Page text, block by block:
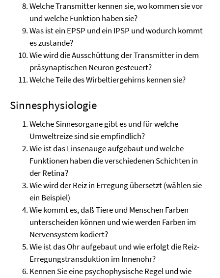
Welche Transmitter kennen sie, wo kommen sie vor
und welche Funktion haben sie?
Was ist ein EPSP und ein IPSP und wodurch kommt
es zustande?
Wie wird die Ausschüttung der Transmitter in dem
präsynaptischen Neuron gesteuert?
Welche Teile des Wirbeltiergehirns kennen sie?
Sinnesphysiologie
Welche Sinnesorgane gibt es und für welche
Umweltreize sind sie empfindlich?
Wie ist das Linsenauge aufgebaut und welche
Funktionen haben die verschiedenen Schichten in
der Retina?
Wie wird der Reiz in Erregung übersetzt (wählen sie
ein Beispiel)
Wie kommt es, daß Tiere und Menschen Farben
unterscheiden können und wie werden Farben im
Nervensystem kodiert?
Wie ist das Ohr aufgebaut und wie erfolgt die Reiz-
Erregungstransduktion im Innenohr?
Kennen Sie eine psychophysische Regel und wie